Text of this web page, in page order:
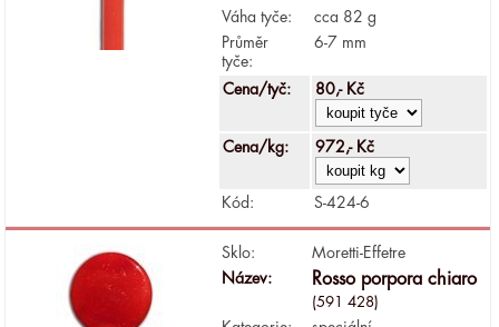
Váha tyče:
cca 82 g
Průměr
tyče:
6-7 mm
Cena/tyč: 80,- Kč
Cena/kg: 972,- Kč
Kód: S-424-6
Sklo:
Moretti-Effetre
Název:
Rosso porpora chiaro
(591 428)